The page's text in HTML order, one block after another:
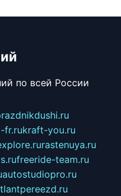
по всей России
fr.rukraft-you.ru
rastenuya.ru
freeride-team.ru
autostudiopro.ru